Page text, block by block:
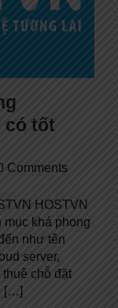
có tốt
Comments
HOSTVN
mục khá phong
như tên
server,
chỗ đặt
[…]